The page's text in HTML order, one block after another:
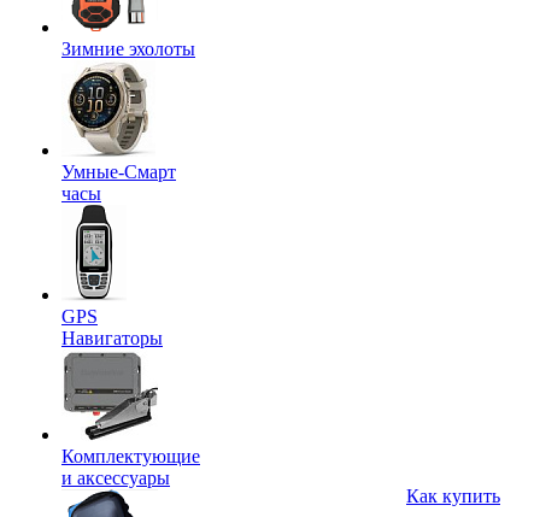
Зимние эхолоты
Умные-Смарт
часы
GPS
Навигаторы
Комплектующие
и аксессуары
Как купить